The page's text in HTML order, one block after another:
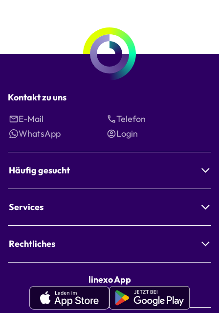
Kontakt zu uns
E-Mail
Telefon
WhatsApp
Login
Häufig gesucht
Services
Rechtliches
linexo App
Apple
Google